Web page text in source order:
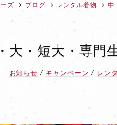
ズ
ブログ レンタル着物 中
大・短大・専門
お知らせ キャンペーン レン